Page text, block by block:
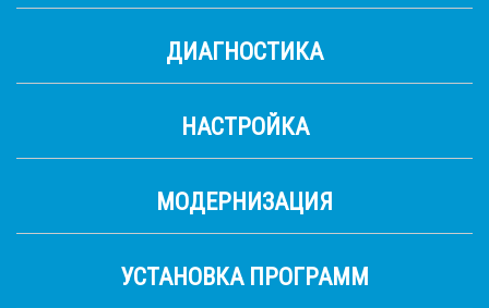
ДИАГНОСТИКА
НАСТРОЙКА
МОДЕРНИЗАЦИЯ
УСТАНОВКА ПРОГРАММ